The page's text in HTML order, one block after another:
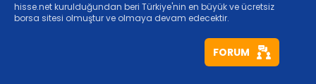
hisse.net kurulduğundan beri Türkiye'nin en büyük ve ücretsiz
borsa sitesi olmuştur ve olmaya devam edecektir.
FORUM